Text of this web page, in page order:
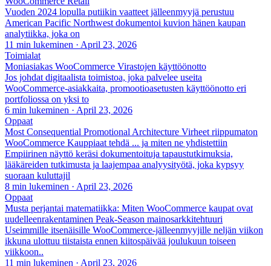
Vuoden 2024 lopulla putiikin vaatteet jälleenmyyjä perustuu
American Pacific Northwest dokumentoi kuvion hänen kaupan
analytiikka, joka on
11 min lukeminen · April 23, 2026
Toimialat
Moniasiakas WooCommerce Virastojen käyttöönotto
Jos johdat digitaalista toimistoa, joka palvelee useita
WooCommerce-asiakkaita, promootioasetusten käyttöönotto eri
portfoliossa on yksi to
6 min lukeminen · April 23, 2026
Oppaat
Most Consequential Promotional Architecture Virheet riippumaton
WooCommerce Kauppiaat tehdä ... ja miten ne yhdistettiin
Empiirinen näyttö keräsi dokumentoituja tapaustutkimuksia,
lääkäreiden tutkimusta ja laajempaa analyysityötä, joka kypsyy
suoraan kuluttajil
8 min lukeminen · April 23, 2026
Oppaat
Musta perjantai matematiikka: Miten WooCommerce kaupat ovat
uudelleenrakentaminen Peak-Season mainosarkkitehtuuri
Useimmille itsenäisille WooCommerce-jälleenmyyjille neljän viikon
ikkuna ulottuu tiistaista ennen kiitospäivää joulukuun toiseen
viikkoon..
11 min lukeminen · April 23, 2026